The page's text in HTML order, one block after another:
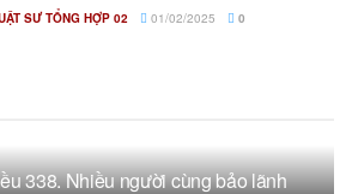
SƯ TỔNG HỢP 02 01/02/2025 0
338. Nhiều người cùng bảo lãnh